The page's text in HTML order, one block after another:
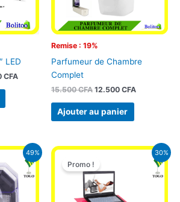
LED
CFA
Remise : 19%
Parfumeur de Chambre
Complet
15.500CFA 12.500 CFA
Ajouter au panier
49%
Le
actuel
est :
2.500 CFA.
30%
Promo !
Le
initial
était :
22.000 CFA.
Le
actuel